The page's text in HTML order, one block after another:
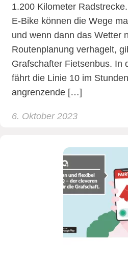
1.200 Kilometer
E-Bike können die Wege
und wenn dann das Wetter
Routenplanung verhagelt,
Grafschafter Fietsenbus. In
fährt die Linie 10 im
angrenzende […]
6. Oktober 2023